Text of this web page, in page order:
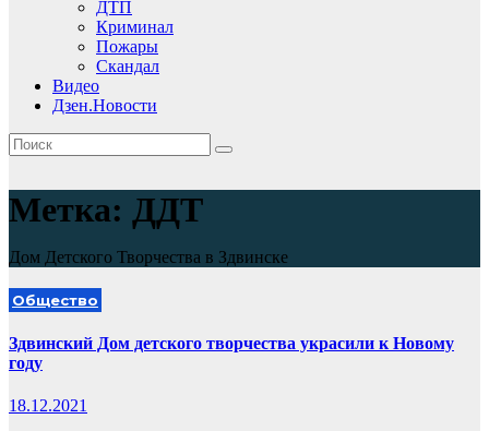
ДТП
Криминал
Пожары
Скандал
Видео
Дзен.Новости
Метка: ДДТ
Дом Детского Творчества в Здвинске
Общество
Здвинский Дом детского творчества украсили к Новому
году
18.12.2021